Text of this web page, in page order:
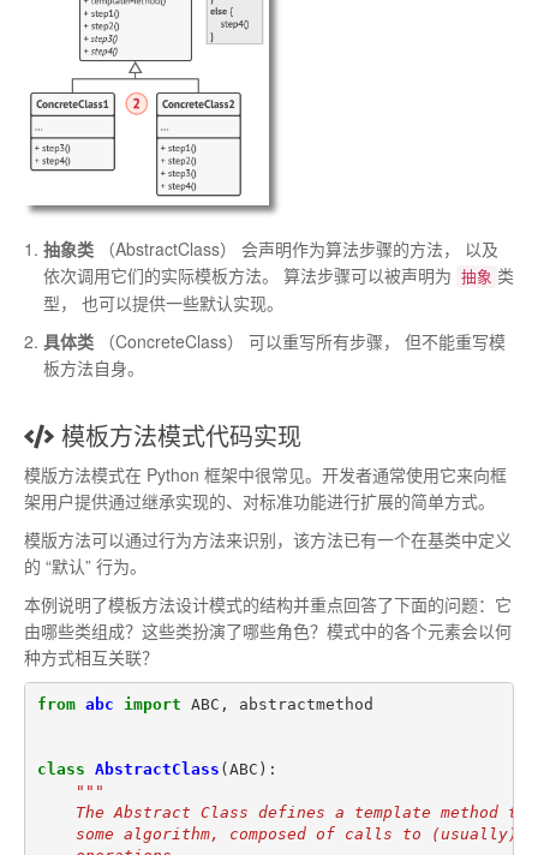
抽象类 （Abstract­Class） 会声明作为算法步骤的方法，
以及
依次调用它们的实际模板方法。 算法步骤可以被声明为 抽象 类
型， 也可以提供一些默认实现。
具体类
（Concrete­Class） 可以重写所有步骤，
但不能重写模
板方法自身。
模板方法模式代码实现
模版方法模式在 Python 框架中很常见。开发者通常使用它来向框
架用户提供通过继承实现的、对标准功能进行扩展的简单方式。
模版方法可以通过行为方法来识别，该方法已有一个在基类中定义
的 “默认” 行为。
本例说明了模板方法设计模式的结构并重点回答了下面的问题：它
由哪些类组成？这些类扮演了哪些角色？模式中的各个元素会以何
种方式相互关联？
from abc import ABC , abstractmethod
class AbstractClass ( ABC ):
"""
The Abstract Class defines a template method
some algorithm, composed of calls to (usually)